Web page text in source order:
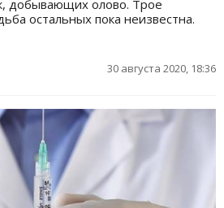
добывающих олово. Трое
остальных пока неизвестна.
30 августа 2020, 18:36